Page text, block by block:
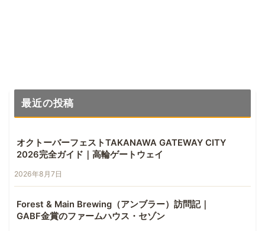
最近の投稿
オクトーバーフェストTAKANAWA GATEWAY CITY
2026完全ガイド｜高輪ゲートウェイ
2026年8月7日
Forest & Main Brewing（アンブラー）訪問記｜
GABF金賞のファームハウス・セゾン